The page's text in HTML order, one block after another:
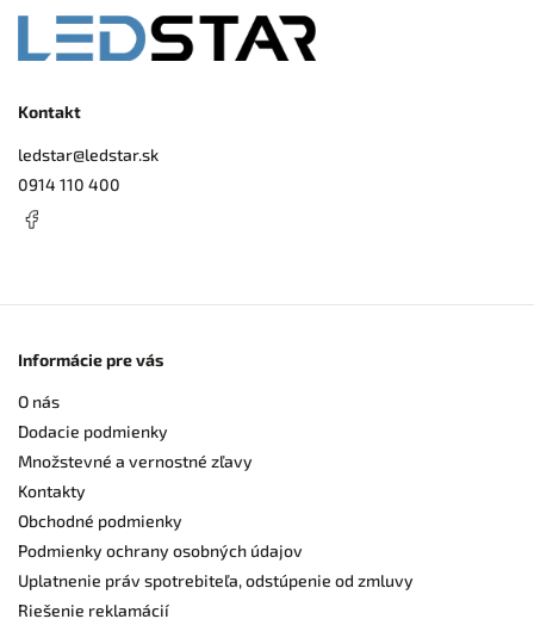
Kontakt
ledstar@ledstar.sk
0914 110 400
Informácie pre vás
O nás
Dodacie podmienky
Množstevné a vernostné zľavy
Kontakty
Obchodné podmienky
Podmienky ochrany osobných údajov
Uplatnenie práv spotrebiteľa, odstúpenie od zmluvy
Riešenie reklamácií